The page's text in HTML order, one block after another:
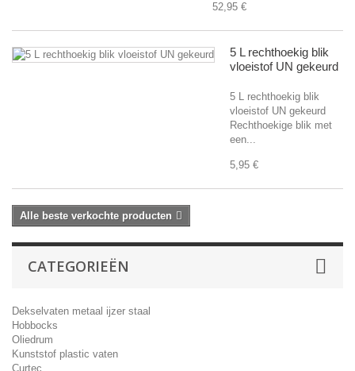
52,95 €
5 L rechthoekig blik
vloeistof UN gekeurd
5 L rechthoekig blik
vloeistof UN gekeurd
Rechthoekige blik met
een...
5,95 €
Alle beste verkochte producten
CATEGORIEËN
Dekselvaten metaal ijzer staal
Hobbocks
Oliedrum
Kunststof plastic vaten
Curtec